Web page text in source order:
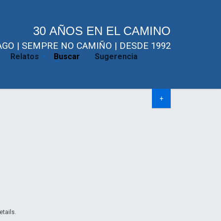
30 AÑOS EN EL CAMINO
| SEMPRE NO CAMIÑO | DESDE 1992
Relatos Buscar Sugerencia
+